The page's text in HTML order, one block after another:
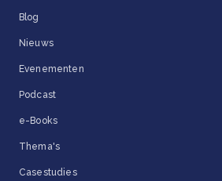
Blog
Nieuws
Evenementen
Podcast
e-Books
Thema's
Casestudies